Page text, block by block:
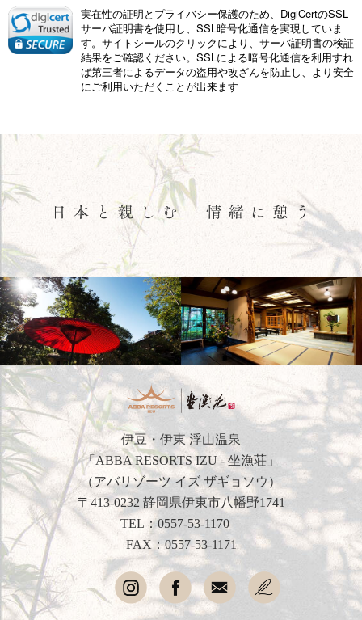
料理
温泉
館内施設
過ごし方
会員特典
アクセス
日本文化体験
観光のご案内
フォトギャラリー
おすすめ宿泊プラン
お問い合わせ
よくあるご質問
プライバシーポリシー
会社概要
採用情報
実在性の証明とプライバシー保護のため、DigiCertのSSL
サーバ証明書を使用し、SSL暗号化通信を実現していま
す。サイトシールのクリックにより、サーバ証明書の検証
結果をご確認ください。SSLによる暗号化通信を利用すれ
ば第三者によるデータの盗用や改ざんを防止し、より安全
にご利用いただくことが出来ます
伊豆・伊東 浮山温泉
「ABBA RESORTS IZU - 坐漁荘」
（アバリゾーツ イズ ザギョソウ）
〒413-0232 静岡県伊東市八幡野1741
TEL：0557-53-1170
FAX：0557-53-1171